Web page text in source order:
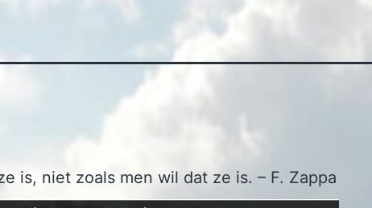
is, niet zoals men wil dat ze is. – F. Zappa